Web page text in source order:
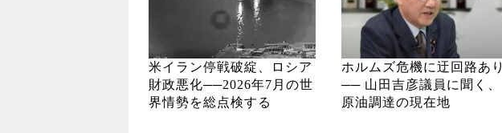
米イラン停戦破綻、ロシア
財政悪化──2026年7月の世
界情勢を総点検する
ホルムズ危機に迂回路あり
── 山田吉彦議員に聞く、
原油調達の現在地